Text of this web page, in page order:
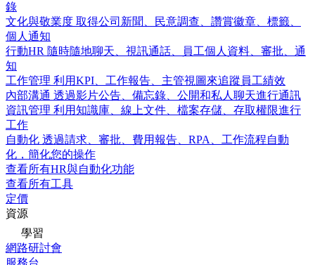
錄
文化與敬業度 取得公司新聞、民意調查、讚賞徽章、標籤、
個人通知
行動HR 隨時隨地聊天、視訊通話、員工個人資料、審批、通
知
工作管理 利用KPI、工作報告、主管視圖來追蹤員工績效
內部溝通 透過影片公告、備忘錄、公開和私人聊天進行通訊
資訊管理 利用知識庫、線上文件、檔案存儲、存取權限進行
工作
自動化 透過請求、審批、費用報告、RPA、工作流程自動
化，簡化您的操作
查看所有HR與自動化功能
查看所有工具
定價
資源
學習
網路研討會
服務台